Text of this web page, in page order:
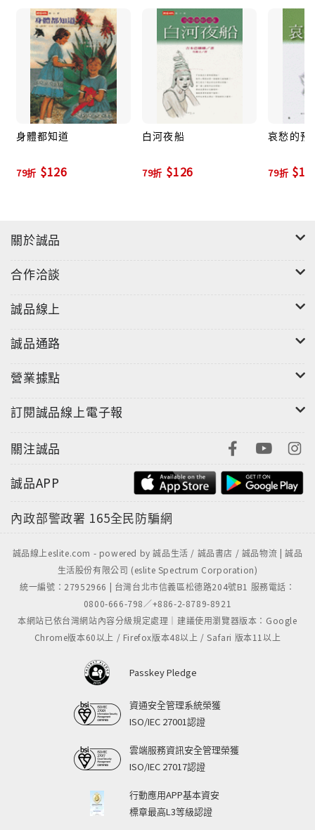
身體都知道
79折 $126
白河夜船
79折 $126
哀愁的預
79折
關於誠品
合作洽談
誠品線上
誠品通路
營業據點
訂閱誠品線上電子報
關注誠品
誠品APP
內政部警政署 165全民防騙網
誠品線上eslite.com - powered by 誠品生活 / 誠品書店 / 誠品物流 | 誠品
生活股份有限公司 (eslite Spectrum Corporation)
統一編號：27952966 | 台灣台北市信義區松德路204號B1 服務電話：
0800-666-798／+886-2-8789-8921
本網站已依台灣網站內容分級規定處理｜建議使用瀏覽器版本：Google
Chrome版本60以上 / Firefox版本48以上 / Safari 版本11以上
Passkey Pledge
資通安全管理系統榮獲
ISO/IEC 27001認證
雲端服務資訊安全管理榮獲
ISO/IEC 27017認證
行動應用APP基本資安
標章最高L3等級認證